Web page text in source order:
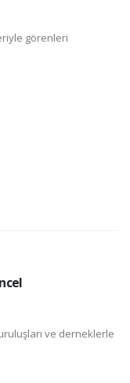
görenleri
ve derneklerle